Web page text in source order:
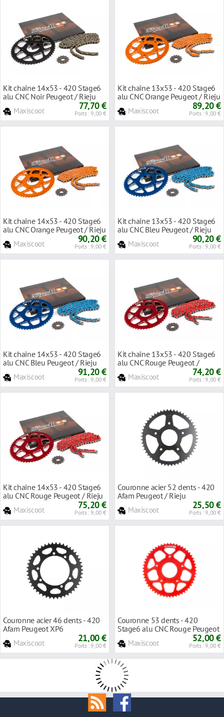
Kit chaîne 14x53 - 420 Stage6
alu CNC Noir Peugeot / Rieju
Maxiscoot 77,70 €
Ports : 9,00 €
Kit chaîne 13x53 - 420 Stage6
alu CNC Orange Peugeot / Rieju
Maxiscoot 89,20 €
Ports : 9,00 €
Kit chaîne 14x53 - 420 Stage6
alu CNC Orange Peugeot / Rieju
Maxiscoot 90,20 €
Ports : 9,00 €
Kit chaîne 13x53 - 420 Stage6
alu CNC Bleu Peugeot / Rieju
Maxiscoot 90,20 €
Ports : 9,00 €
Kit chaîne 14x53 - 420 Stage6
alu CNC Bleu Peugeot / Rieju
Maxiscoot 91,20 €
Ports : 9,00 €
Kit chaîne 13x53 - 420 Stage6
alu CNC Rouge Peugeot /
Maxiscoot 74,20 €
Ports : 9,00 €
Kit chaîne 14x53 - 420 Stage6
alu CNC Rouge Peugeot / Rieju
Maxiscoot 75,20 €
Ports : 9,00 €
Couronne acier 52 dents - 420
Afam Peugeot / Rieju
Maxiscoot 25,50 €
Ports : 9,00 €
Couronne acier 46 dents - 420
Afam Peugeot XP6
Maxiscoot 21,00 €
Ports : 9,00 €
Couronne 53 dents - 420
Stage6 alu CNC Rouge Peugeot
Maxiscoot 52,00 €
Ports : 9,00 €